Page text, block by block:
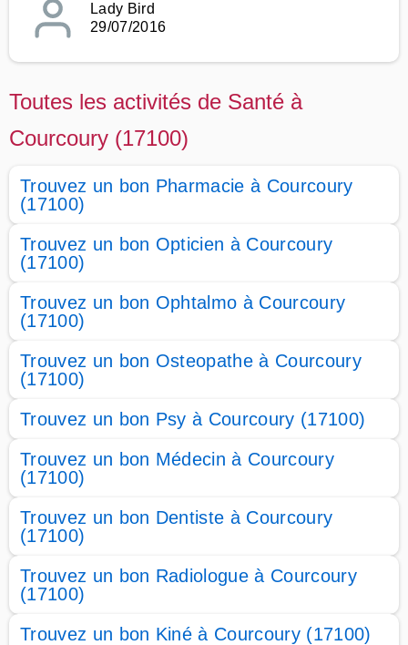
Lady Bird
29/07/2016
Toutes les activités de Santé à
Courcoury (17100)
Trouvez un bon Pharmacie à Courcoury
(17100)
Trouvez un bon Opticien à Courcoury
(17100)
Trouvez un bon Ophtalmo à Courcoury
(17100)
Trouvez un bon Osteopathe à Courcoury
(17100)
Trouvez un bon Psy à Courcoury (17100)
Trouvez un bon Médecin à Courcoury
(17100)
Trouvez un bon Dentiste à Courcoury
(17100)
Trouvez un bon Radiologue à Courcoury
(17100)
Trouvez un bon Kiné à Courcoury (17100)